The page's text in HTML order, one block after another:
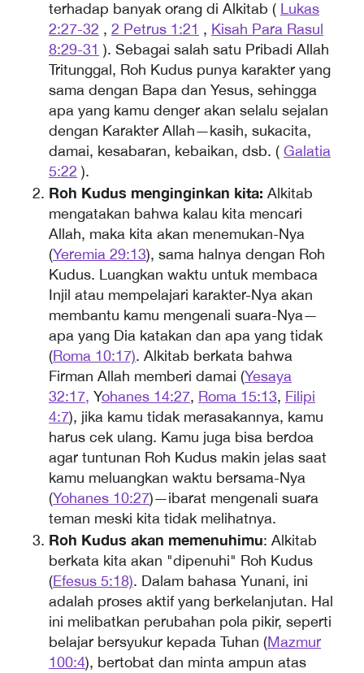
terhadap banyak orang di Alkitab ( Lukas
2:27-32 , 2 Petrus 1:21 , Kisah Para Rasul
8:29-31 ). Sebagai salah satu Pribadi Allah
Tritunggal, Roh Kudus punya karakter yang
sama dengan Bapa dan Yesus, sehingga
apa yang kamu denger akan selalu sejalan
dengan Karakter Allah—kasih, sukacita,
damai, kesabaran, kebaikan, dsb. ( Galatia
5:22 ).
Roh Kudus menginginkan kita: Alkitab
mengatakan bahwa kalau kita mencari
Allah, maka kita akan menemukan-Nya
(Yeremia 29:13), sama halnya dengan Roh
Kudus. Luangkan waktu untuk membaca
Injil atau mempelajari karakter-Nya akan
membantu kamu mengenali suara-Nya—
apa yang Dia katakan dan apa yang tidak
(Roma 10:17). Alkitab berkata bahwa
Firman Allah memberi damai (Yesaya
32:17, Yohanes 14:27, Roma 15:13, Filipi
4:7), jika kamu tidak merasakannya, kamu
harus cek ulang. Kamu juga bisa berdoa
agar tuntunan Roh Kudus makin jelas saat
kamu meluangkan waktu bersama-Nya
(Yohanes 10:27)—ibarat mengenali suara
teman meski kita tidak melihatnya.
Roh Kudus akan memenuhimu: Alkitab
berkata kita akan "dipenuhi" Roh Kudus
(Efesus 5:18). Dalam bahasa Yunani, ini
adalah proses aktif yang berkelanjutan. Hal
ini melibatkan perubahan pola pikir, seperti
belajar bersyukur kepada Tuhan (Mazmur
100:4), bertobat dan minta ampun atas